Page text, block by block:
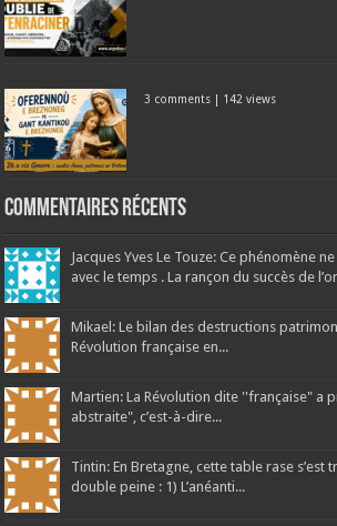
3 comments | 142 views
Commentaires récents
Jacques Yves Le Touze: Ce phénomène
avec le temps . La rançon du succès de
Mikael: Le bilan des destructions
Révolution française en...
Martien: La Révolution dite ''française" a
abstraite", c’est-à-dire...
Tintin: En Bretagne, cette table rase s’est
double peine : 1) L’anéanti...